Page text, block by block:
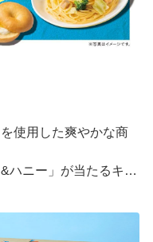
使用した爽やかな商
ハニー」が当たるキャ